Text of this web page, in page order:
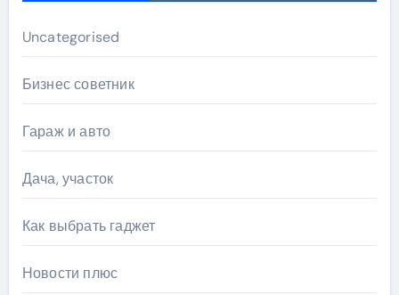
Uncategorised
Бизнес советник
Гараж и авто
Дача, участок
Как выбрать гаджет
Новости плюс